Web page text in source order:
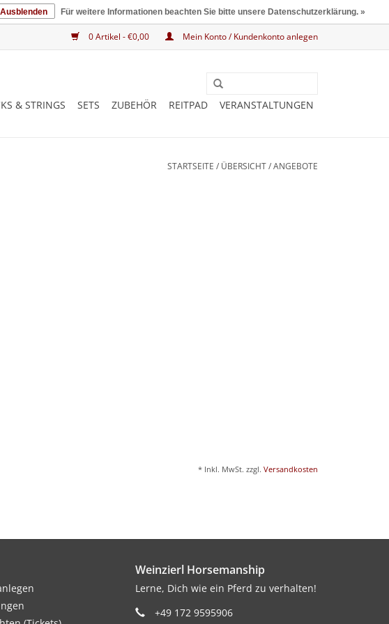
0 Artikel - €0,00 Mein Konto / Kundenkonto anlegen
& STRINGS SETS ZUBEHÖR REITPAD VERANSTALTUNGEN
STARTSEITE / ÜBERSICHT/ANGEBOTE
* Inkl. MwSt. zzgl. Versandkosten
Weinzierl Horsemanship
Lerne, Dich wie ein Pferd zu verhalten!
+49 172 9595906
Für weitere Informationen beachten Sie bitte unsere Datenschutzerklärung. »